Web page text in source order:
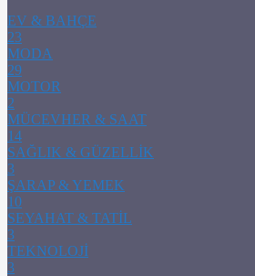
EV & BAHÇE
23
MODA
29
MOTOR
2
MÜCEVHER & SAAT
14
SAĞLIK & GÜZELLİK
3
ŞARAP & YEMEK
10
SEYAHAT & TATİL
3
TEKNOLOJİ
3